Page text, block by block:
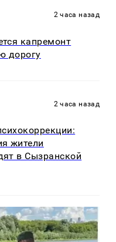
2 часа назад
капремонт
дорогу
2 часа назад
жители
в Сызранской